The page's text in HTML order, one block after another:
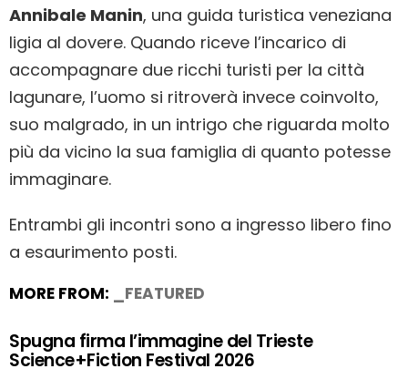
Annibale Manin, una guida turistica veneziana
ligia al dovere. Quando riceve l’incarico di
accompagnare due ricchi turisti per la città
lagunare, l’uomo si ritroverà invece coinvolto,
suo malgrado, in un intrigo che riguarda molto
più da vicino la sua famiglia di quanto potesse
immaginare.
Entrambi gli incontri sono a ingresso libero fino
a esaurimento posti.
MORE FROM: _FEATURED
Spugna firma l’immagine del Trieste
Science+Fiction Festival 2026